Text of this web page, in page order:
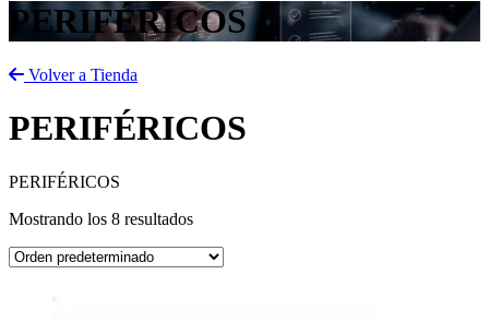
PERIFÉRICOS
Volver a Tienda
PERIFÉRICOS
PERIFÉRICOS
Mostrando los 8 resultados